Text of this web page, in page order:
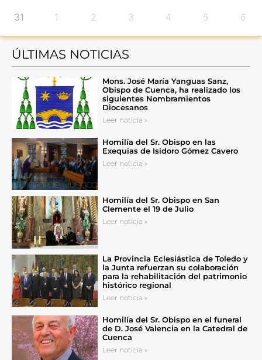
31 1 2 3 4 5 6
ÚLTIMAS NOTICIAS
Mons. José María Yanguas Sanz,
Obispo de Cuenca, ha realizado los
siguientes Nombramientos
Diocesanos
Leer noticia »
Homilía del Sr. Obispo en las
Exequias de Isidoro Gómez Cavero
Leer noticia »
Homilía del Sr. Obispo en San
Clemente el 19 de Julio
Leer noticia »
La Provincia Eclesiástica de Toledo y
la Junta refuerzan su colaboración
para la rehabilitación del patrimonio
histórico regional
Leer noticia »
Homilía del Sr. Obispo en el funeral
de D. José Valencia en la Catedral de
Cuenca
Leer noticia »